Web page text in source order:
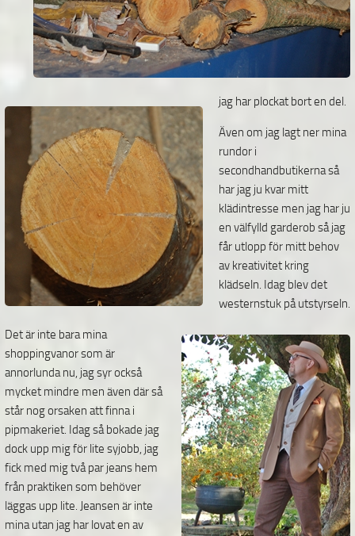
jag har plockat bort en del.
Även om jag lagt ner mina
rundor i
secondhandbutikerna så
har jag ju kvar mitt
klädintresse men jag har ju
en välfylld garderob så jag
får utlopp för mitt behov
av kreativitet kring
klädseln. Idag blev det
westernstuk på utstyrseln.
Det är inte bara mina
shoppingvanor som är
annorlunda nu, jag syr också
mycket mindre men även där så
står nog orsaken att finna i
pipmakeriet. Idag så bokade jag
dock upp mig för lite syjobb, jag
fick med mig två par jeans hem
från praktiken som behöver
läggas upp lite. Jeansen är inte
mina utan jag har lovat en av